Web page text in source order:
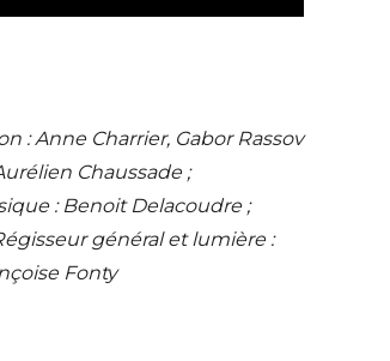
: Anne Charrier, Gabor Rassov
Chaussade ;
: Benoit Delacoudre ;
général et lumière :
Fonty